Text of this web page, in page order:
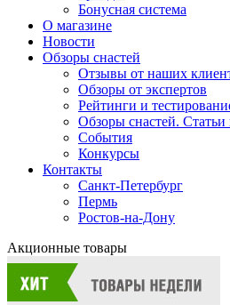
Бонусная система
О магазине
Новости
Обзоры снастей
Отзывы от наших
Обзоры от экспертов
Рейтинги и
Обзоры снастей.
События
Конкурсы
Контакты
Санкт-Петербург
Пермь
Ростов-на-Дону
Акционные товары